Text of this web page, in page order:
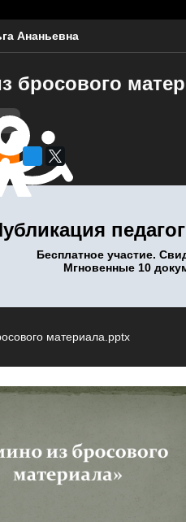
Ананьевна
бросового
Бесплатное участие.
Мгновенные 10
материала.pptx